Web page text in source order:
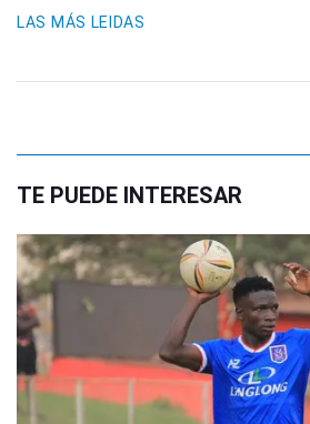
LAS MÁS LEIDAS
TE PUEDE INTERESAR